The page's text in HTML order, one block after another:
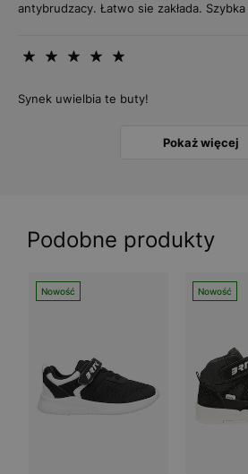
antybrudzacy. Łatwo sie zakłada.
Synek uwielbia te buty!
Pokaż więcej
Podobne produkty
Nowość Nowość